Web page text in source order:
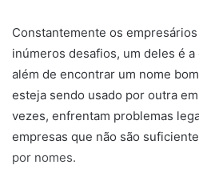
Constantemente os
inúmeros desafios, um deles é a
além de encontrar um nome
esteja sendo usado por outra
vezes, enfrentam problemas
empresas que não são
por nomes.